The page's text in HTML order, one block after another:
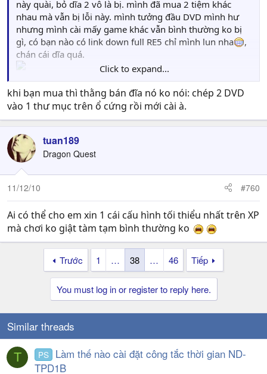
này quài, bỏ dĩa 2 vô là bị. mình đã mua 2 tiệm khác
nhau mà vẫn bị lỗi này. mình tưởng đầu DVD mình hư
nhưng mình cài mấy game khác vẫn bình thường ko bị
gì, có bạn nào có link down full RE5 chỉ mình lun nha
,
chán cái dĩa quá.
Click to expand...
khi bạn mua thì thằng bán đĩa nó ko nói: chép 2 DVD
vào 1 thư mục trên ổ cứng rồi mới cài à.
tuan189
Dragon Quest
11/12/10 #760
Ai có thể cho em xin 1 cái cấu hình tối thiểu nhất trên XP
mà chơi ko giật tàm tạm bình thường ko
Trước 1 … 38 … 46 Tiếp
You must log in or register to reply here.
Similar threads
T PS
Làm thế nào cài đặt công tắc thời gian ND-
TPD1B